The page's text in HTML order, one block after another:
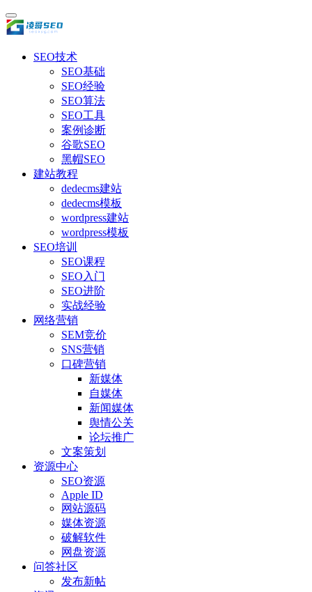
SEO技术
SEO基础
SEO经验
SEO算法
SEO工具
案例诊断
谷歌SEO
黑帽SEO
建站教程
dedecms建站
dedecms模板
wordpress建站
wordpress模板
SEO培训
SEO课程
SEO入门
SEO进阶
实战经验
网络营销
SEM竞价
SNS营销
口碑营销
新媒体
自媒体
新闻媒体
舆情公关
论坛推广
文案策划
资源中心
SEO资源
Apple ID
网站源码
媒体资源
破解软件
网盘资源
问答社区
发布新帖